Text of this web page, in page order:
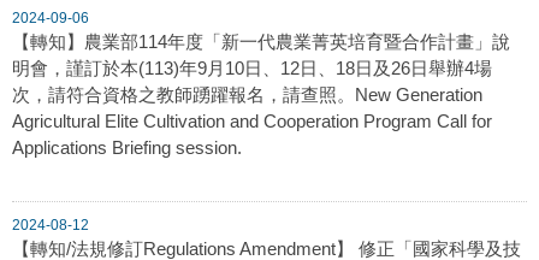
2024-09-06
【轉知】農業部114年度「新一代農業菁英培育暨合作計畫」說
明會，謹訂於本(113)年9月10日、12日、18日及26日舉辦4場
次，請符合資格之教師踴躍報名，請查照。New Generation
Agricultural Elite Cultivation and Cooperation Program Call for
Applications Briefing session.
2024-08-12
【轉知/法規修訂Regulations Amendment】 修正「國家科學及技